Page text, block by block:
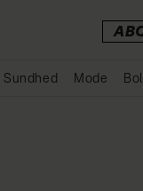
Sundhed Mode